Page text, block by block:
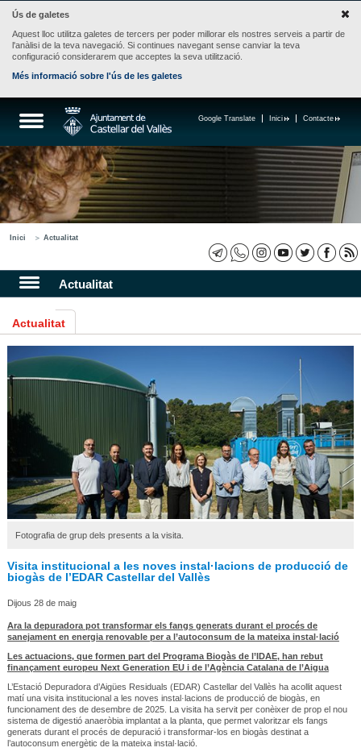
Ús de galetes
Aquest lloc utilitza galetes de tercers per poder millorar els nostres serveis a partir de
l'anàlisi de la teva navegació. Si continues navegant sense canviar la teva
configuració considerarem que acceptes la seva utilització.
Més informació sobre l'ús de les galetes
Contacte
Inici
Google Translate
Inici Actualitat
Actualitat
Actualitat
Fotografia de grup dels presents a la visita.
Visita institucional a les noves instal·lacions de producció de
biogàs de l’EDAR Castellar del Vallès
Dijous 28 de maig
Ara la depuradora pot transformar els fangs generats durant el procés de
sanejament en energia renovable per a l’autoconsum de la mateixa instal·lació
Les actuacions, que formen part del Programa Biogàs de l’IDAE, han rebut
finançament europeu Next Generation EU i de l’Agència Catalana de l’Aigua
L’Estació Depuradora d’Aigües Residuals (EDAR) Castellar del Vallès ha acollit aquest
matí una visita institucional a les noves instal·lacions de producció de biogàs, en
funcionament des de desembre de 2025. La visita ha servit per conèixer de prop el nou
sistema de digestió anaeròbia implantat a la planta, que permet valoritzar els fangs
generats durant el procés de depuració i transformar-los en biogàs destinat a
l’autoconsum energètic de la mateixa instal·lació.